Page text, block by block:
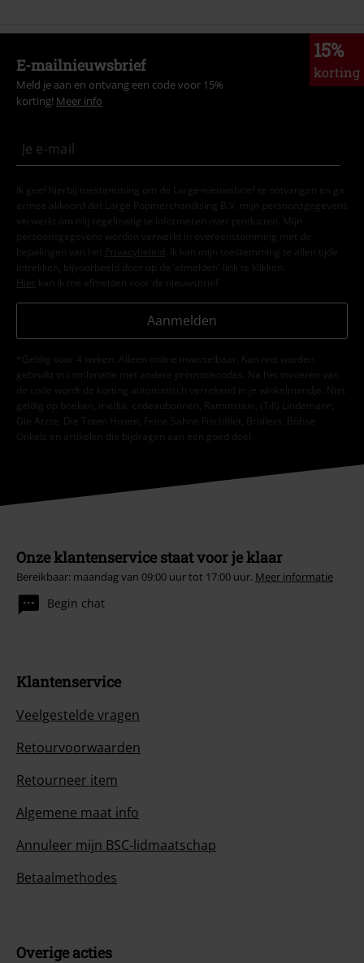
15%
korting
E-mailnieuwsbrief
Meld je aan en ontvang een code voor 15%
korting! Meer info
Ik geef hierbij toestemming om de Large-nieuwsbrief te ontvangen en ga
ermee akkoord dat Large Popmerchandising B.V. mijn persoonsgegevens
verwerkt om mij regelmatig te informeren over producten. Mijn
persoonsgegevens worden verwerkt in overeenstemming met de
bepalingen van het
Privacybeleid . Ik kan mijn toestemming te allen tijde
intrekken, bijvoorbeeld door op de ‘afmelden’-link te klikken.
Hier kan ik me afmelden voor de nieuwsbrief.
Aanmelden
*Geldig voor 4 weken. Alleen online inwisselbaar. Kan niet worden
gebruikt in combinatie met andere promotiecodes. Na het invoeren van
de code wordt de korting automatisch verrekend in je winkelmandje. Niet
geldig op boeken, media, cadeaubonnen, Rammstein, (Till) Lindemann,
Die Ärzte, Die Toten Hosen, Feine Sahne Fischfilet, Broilers, Böhse
Onkelz en artikelen die bijdragen aan een goed doel.
Onze klantenservice staat voor je klaar
Bereikbaar: maandag van 09:00 uur tot 17:00 uur. Meer informatie
Begin chat
Klantenservice
Veelgestelde vragen
Retourvoorwaarden
Retourneer item
Algemene maat info
Annuleer mijn BSC-lidmaatschap
Betaalmethodes
Overige acties